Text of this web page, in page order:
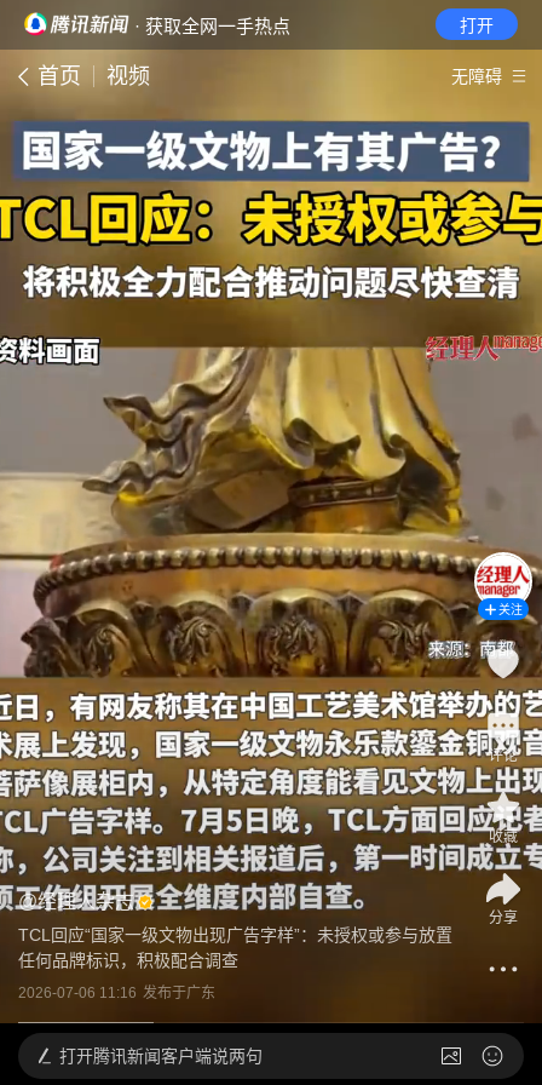
· 获取全网一手热点 打开
首页 视频 无障碍
@经理人杂志
TCL回应“国家一级文物出现广告字样”：未授权或参与放置
任何品牌标识，积极配合调查
2026-07-06 11:16 发布于广东
关注
评论
收藏
分享
打开腾讯新闻客户端说两句